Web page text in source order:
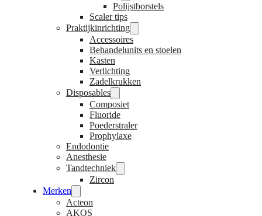
Polijstborstels
Scaler tips
Praktijkinrichting
Accessoires
Behandelunits en stoelen
Kasten
Verlichting
Zadelkrukken
Disposables
Composiet
Fluoride
Poederstraler
Prophylaxe
Endodontie
Anesthesie
Tandtechniek
Zircon
Merken
Acteon
AKOS